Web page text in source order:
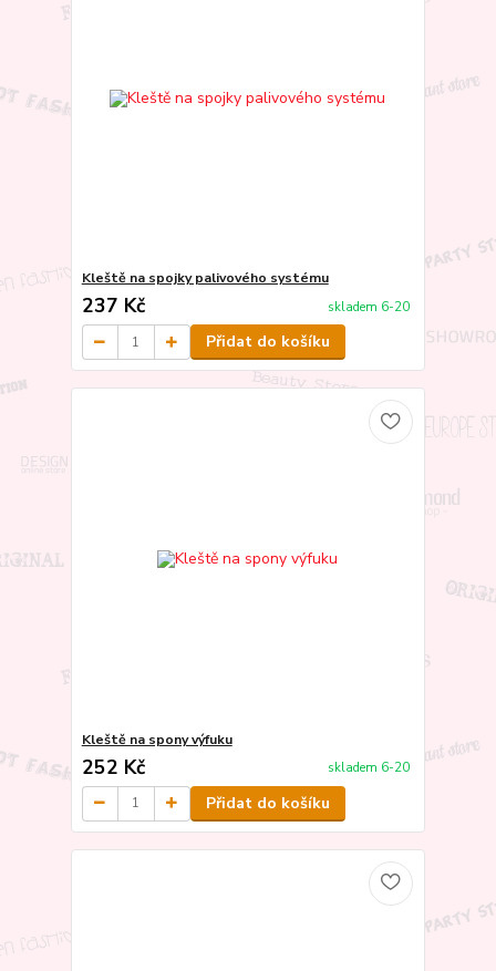
Kleště na spojky palivového systému
237 Kč skladem 6-20
Přidat do košíku
Kleště na spony výfuku
252 Kč skladem 6-20
Přidat do košíku